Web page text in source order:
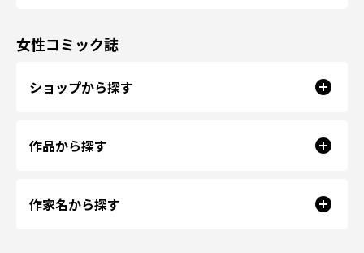
女性コミック誌
ショップから探す
作品から探す
作家名から探す